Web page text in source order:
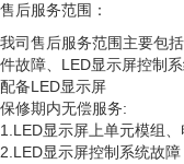
售后服务范围：
我司售后服务范围主要包
件故障、LED显示屏控制
配备LED显示屏
保修期内无偿服务:
1.LED显示屏上单元模组
2.LED显示屏控制系统故